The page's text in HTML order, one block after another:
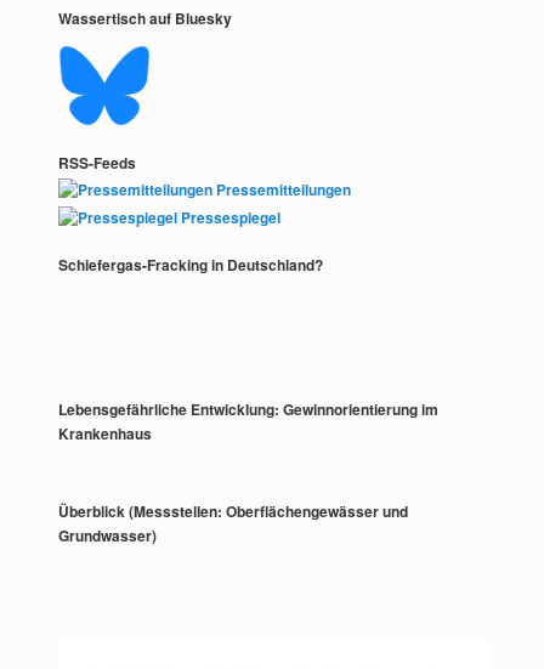
Wassertisch auf Bluesky
RSS-Feeds
Pressemitteilungen
Pressespiegel
Schiefergas-Fracking in Deutschland?
Lebensgefährliche Entwicklung: Gewinnorientierung im
Krankenhaus
Überblick (Messstellen: Oberflächengewässer und
Grundwasser)